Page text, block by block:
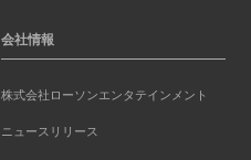
会社情報
株式会社ローソンエンタテインメント
ニュースリリース